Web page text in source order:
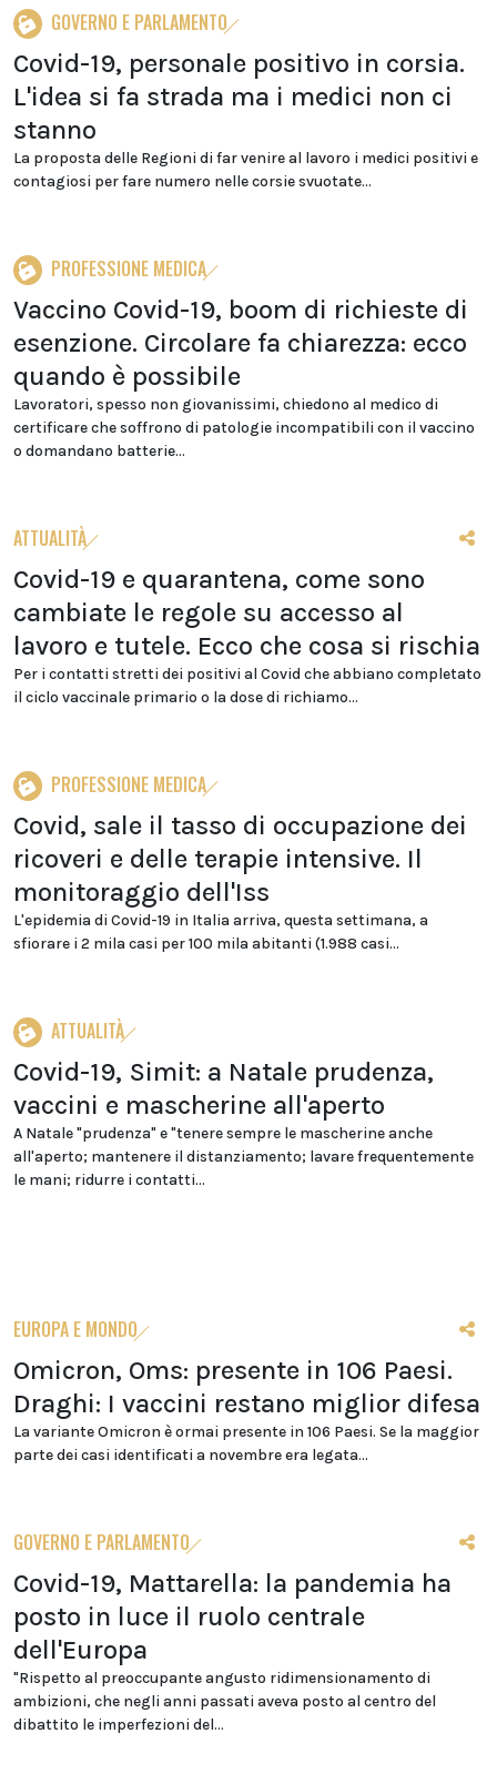
GOVERNO E PARLAMENTO
Covid-19, personale positivo in corsia.
L'idea si fa strada ma i medici non ci
stanno
La proposta delle Regioni di far venire al lavoro i medici positivi e
contagiosi per fare numero nelle corsie svuotate...
PROFESSIONE MEDICA
Vaccino Covid-19, boom di richieste di
esenzione. Circolare fa chiarezza: ecco
quando è possibile
Lavoratori, spesso non giovanissimi, chiedono al medico di
certificare che soffrono di patologie incompatibili con il vaccino
o domandano batterie...
ATTUALITÀ
Covid-19 e quarantena, come sono
cambiate le regole su accesso al
lavoro e tutele. Ecco che cosa si rischia
Per i contatti stretti dei positivi al Covid che abbiano completato
il ciclo vaccinale primario o la dose di richiamo...
PROFESSIONE MEDICA
Covid, sale il tasso di occupazione dei
ricoveri e delle terapie intensive. Il
monitoraggio dell'Iss
L'epidemia di Covid-19 in Italia arriva, questa settimana, a
sfiorare i 2 mila casi per 100 mila abitanti (1.988 casi...
ATTUALITÀ
Covid-19, Simit: a Natale prudenza,
vaccini e mascherine all'aperto
A Natale "prudenza" e "tenere sempre le mascherine anche
all'aperto; mantenere il distanziamento; lavare frequentemente
le mani; ridurre i contatti...
EUROPA E MONDO
Omicron, Oms: presente in 106 Paesi.
Draghi: I vaccini restano miglior difesa
La variante Omicron è ormai presente in 106 Paesi. Se la maggior
parte dei casi identificati a novembre era legata...
GOVERNO E PARLAMENTO
Covid-19, Mattarella: la pandemia ha
posto in luce il ruolo centrale
dell'Europa
"Rispetto al preoccupante angusto ridimensionamento di
ambizioni, che negli anni passati aveva posto al centro del
dibattito le imperfezioni del...